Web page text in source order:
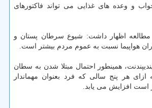
و وعده های غذایی می تواند فاكتورهای
مطالعه اظهار داشت: شیوع سرطان پستان و
هواپیما نسبت به عموم مردم بیشتر است.
همینطور احتمال مبتلا شدن به سطان
هر پنج سالی كه فرد بعنوان مهماندار
است افزایش می یابد.